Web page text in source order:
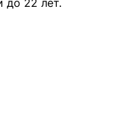
до 22 лет.